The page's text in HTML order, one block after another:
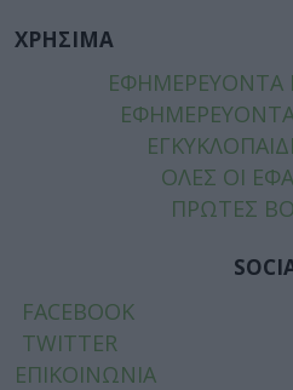
ΧΡΗΣΙΜΑ
ΕΦΗΜΕΡΕΥΟΝΤΑ
ΟΛΕΣ ΟΙ
ΠΡΩΤΕΣ
FACEBOOK
TWITTER
ΕΠΙΚΟΙΝΩΝΙΑ